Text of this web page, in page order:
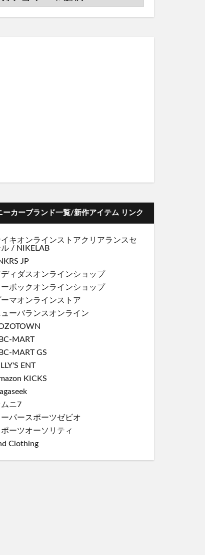
ーカーブランド一覧/新作アイテム リンク
キオンラインストアクリアランスセ
/ NIKELAB
JP
ディダスオンラインショップ
ーボックオンラインショップ
ーマオンラインストア
ューバランスオンライン
MART
MART GS
ENT
KICKS
ムニ7
ーパースポーツゼビオ
ポーツオーソリティ
Clothing